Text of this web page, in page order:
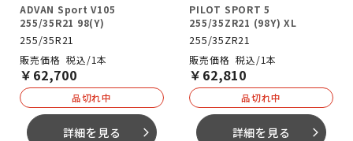
ADVAN Sport V105
255/35R21 98(Y)
255/35R21
税込/1本
￥ 62,700
品切れ中
詳細を見る arrow_forward_ios
PILOT SPORT 5
255/35ZR21 (98Y) XL
255/35ZR21
税込/1本
￥ 62,810
品切れ中
詳細を見る arrow_forward_ios